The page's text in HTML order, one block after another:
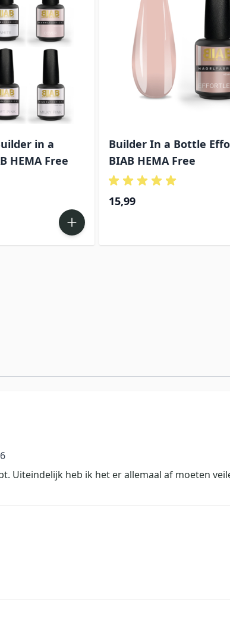
in a
HEMA Free
Builder In a Bottle
BIAB HEMA Free
15,99
Uiteindelijk heb ik het er allemaal af moeten